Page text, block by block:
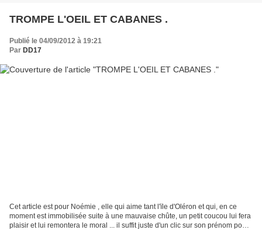
TROMPE L'OEIL ET CABANES .
Publié le 04/09/2012 à 19:21
Par DD17
Cet article est pour Noémie , elle qui aime tant l'ïle d'Oléron et qui, en ce
moment est immobilisée suite à une mauvaise chûte, un petit coucou lui fera
plaisir et lui remontera le moral ... il suffit juste d'un clic sur son prénom pour